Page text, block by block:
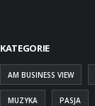
KATEGORIE
AM BUSINESS VIEW
MUZYKA PASJA